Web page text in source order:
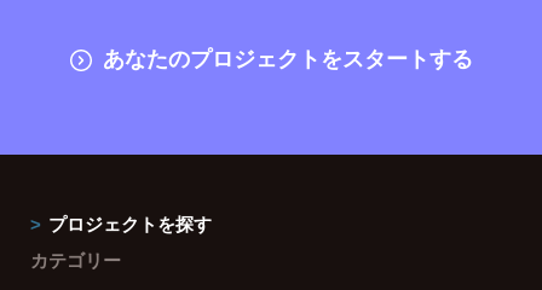
あなたのプロジェクトをスタートする
プロジェクトを探す
カテゴリー